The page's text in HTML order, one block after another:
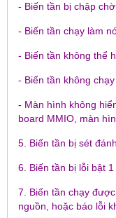
- Biến tần bị chập
- Biến tần chạy làm
- Biến tần không thể
- Biến tần không
- Màn hình không
board MMIO, màn
5. Biến tần bị sét
6. Biến tần bị lỗi bật
7. Biến tần chạy
nguồn, hoặc báo lỗi